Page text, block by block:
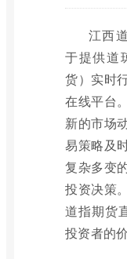
江西
于提供道
货）实时
在线平台
新的市场
易策略及
复杂多变
投资决策
道指期货
投资者的价